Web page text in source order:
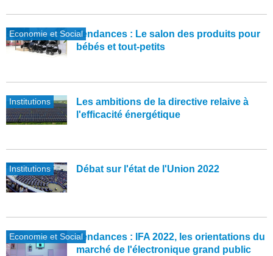
Economie et SocialTendances : Le salon des produits pour
bébés et tout-petits
Institutions
Les ambitions de la directive relaive à
l'efficacité énergétique
Institutions Débat sur l'état de l'Union 2022
Economie et SocialTendances : IFA 2022, les orientations du
marché de l'électronique grand public